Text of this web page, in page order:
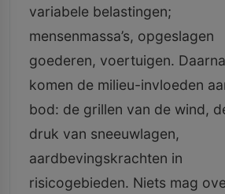
variabele belastingen;
mensenmassa’s, opgeslagen
goederen, voertuigen.
komen de milieu-invloeden
bod: de grillen van de wind,
druk van sneeuwlagen,
aardbevingskrachten in
risicogebieden. Niets mag